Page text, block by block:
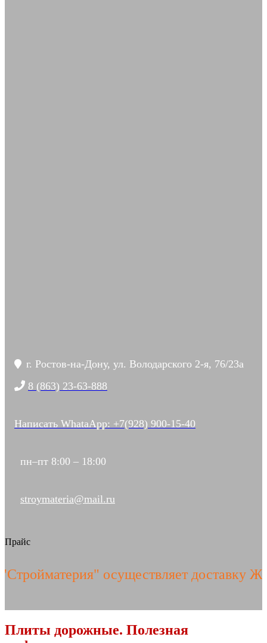
г. Ростов-на-Дону, ул. Володарского 2-я, 76/23а
8 (863) 23-63-888
Написать WhataApp: +7(928) 900-15-40
пн–пт 8:00 – 18:00
stroymateria@mail.ru
Прайс
осуществляет доставку
Плиты дорожные. Полезная